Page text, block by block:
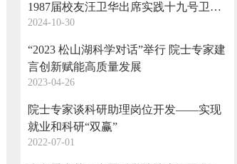
1987届校友汪卫华出席实践十九号卫星
返回后载荷交付仪式
2024-10-30
“2023 松山湖科学对话”举行 院士专家建
言创新赋能高质量发展
2023-04-26
院士专家谈科研助理岗位开发——实现
就业和科研“双赢”
2022-07-01